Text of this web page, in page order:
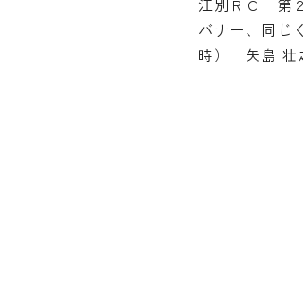
江別ＲＣ 第
バナー、同じ
時） 矢島 壮